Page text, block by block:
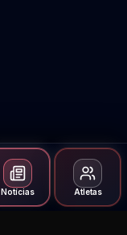
Notícias Atletas